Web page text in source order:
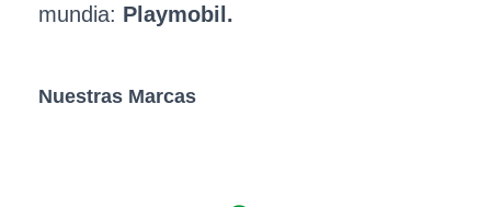
mundia: Playmobil.
Nuestras Marcas